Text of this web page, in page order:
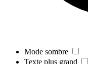
Mode sombre
Texte plus grand